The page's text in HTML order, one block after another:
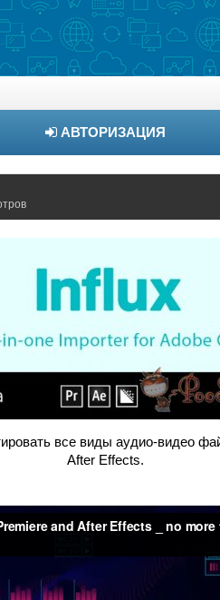
АВТОРИЗАЦИЯ
все виды аудио-видео
After Effects.